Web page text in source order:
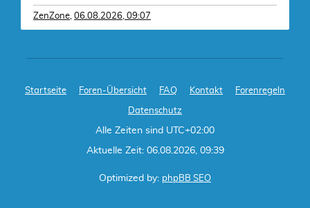
ZenZone, 06.08.2026, 09:07
Startseite Foren-Übersicht FAQ Kontakt Forenregeln
Datenschutz
Alle Zeiten sind UTC+02:00
Aktuelle Zeit: 06.08.2026, 09:39
Optimized by: phpBB SEO